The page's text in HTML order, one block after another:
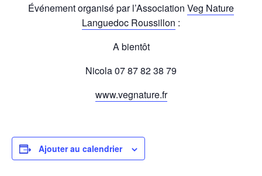
Événement organisé par l’Association Veg Nature
Languedoc Roussillon :
A bientôt
Nicola 07 87 82 38 79
www.vegnature.fr
Ajouter au calendrier